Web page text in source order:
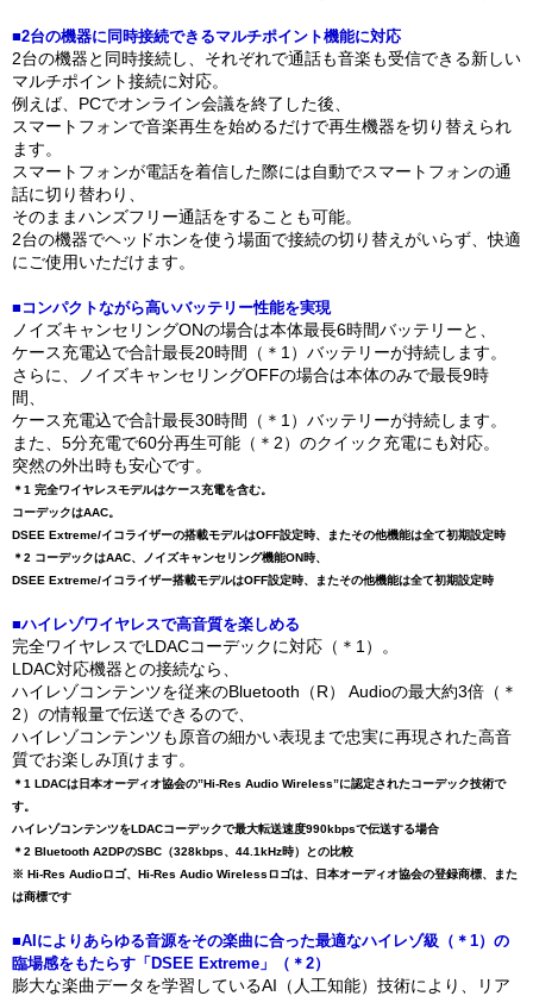
■2台の機器に同時接続できるマルチポイント機能に対応
2台の機器と同時接続し、それぞれで通話も音楽も受信できる新しい
マルチポイント接続に対応。
例えば、PCでオンライン会議を終了した後、
スマートフォンで音楽再生を始めるだけで再生機器を切り替えられ
ます。
スマートフォンが電話を着信した際には自動でスマートフォンの通
話に切り替わり、
そのままハンズフリー通話をすることも可能。
2台の機器でヘッドホンを使う場面で接続の切り替えがいらず、快適
にご使用いただけます。
■コンパクトながら高いバッテリー性能を実現
ノイズキャンセリングONの場合は本体最長6時間バッテリーと、
ケース充電込で合計最長20時間（＊1）バッテリーが持続します。
さらに、ノイズキャンセリングOFFの場合は本体のみで最長9時
間、
ケース充電込で合計最長30時間（＊1）バッテリーが持続します。
また、5分充電で60分再生可能（＊2）のクイック充電にも対応。
突然の外出時も安心です。
＊1 完全ワイヤレスモデルはケース充電を含む。
コーデックはAAC。
DSEE Extreme/イコライザーの搭載モデルはOFF設定時、またその他機能は全て初期設定時
＊2 コーデックはAAC、ノイズキャンセリング機能ON時、
DSEE Extreme/イコライザー搭載モデルはOFF設定時、またその他機能は全て初期設定時
■ハイレゾワイヤレスで高音質を楽しめる
完全ワイヤレスでLDACコーデックに対応（＊1）。
LDAC対応機器との接続なら、
ハイレゾコンテンツを従来のBluetooth（R） Audioの最大約3倍（＊
2）の情報量で伝送できるので、
ハイレゾコンテンツも原音の細かい表現まで忠実に再現された高音
質でお楽しみ頂けます。
＊1 LDACは日本オーディオ協会の”Hi-Res Audio Wireless”に認定されたコーデック技術で
す。
ハイレゾコンテンツをLDACコーデックで最大転送速度990kbpsで伝送する場合
＊2 Bluetooth A2DPのSBC（328kbps、44.1kHz時）との比較
※ Hi-Res Audioロゴ、Hi-Res Audio Wirelessロゴは、日本オーディオ協会の登録商標、また
は商標です
■AIによりあらゆる音源をその楽曲に合った最適なハイレゾ級（＊1）の
臨場感をもたらす「DSEE Extreme」（＊2）
膨大な楽曲データを学習しているAI（人工知能）技術により、リア